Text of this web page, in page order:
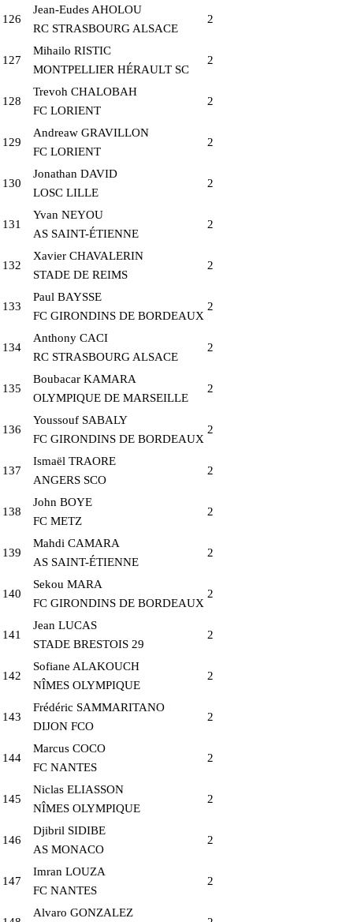
126
Jean-Eudes AHOLOU
RC STRASBOURG ALSACE
2
127
Mihailo RISTIC
MONTPELLIER HÉRAULT SC
2
128
Trevoh CHALOBAH
FC LORIENT
2
129
Andreaw GRAVILLON
FC LORIENT
2
130
Jonathan DAVID
LOSC LILLE
2
131
Yvan NEYOU
AS SAINT-ÉTIENNE
2
132
Xavier CHAVALERIN
STADE DE REIMS
2
133
Paul BAYSSE
FC GIRONDINS DE BORDEAUX
2
134
Anthony CACI
RC STRASBOURG ALSACE
2
135
Boubacar KAMARA
OLYMPIQUE DE MARSEILLE
2
136
Youssouf SABALY
FC GIRONDINS DE BORDEAUX
2
137
Ismaël TRAORE
ANGERS SCO
2
138
John BOYE
FC METZ
2
139
Mahdi CAMARA
AS SAINT-ÉTIENNE
2
140
Sekou MARA
FC GIRONDINS DE BORDEAUX
2
141
Jean LUCAS
STADE BRESTOIS 29
2
142
Sofiane ALAKOUCH
NÎMES OLYMPIQUE
2
143
Frédéric SAMMARITANO
DIJON FCO
2
144
Marcus COCO
FC NANTES
2
145
Niclas ELIASSON
NÎMES OLYMPIQUE
2
146
Djibril SIDIBE
AS MONACO
2
147
Imran LOUZA
FC NANTES
2
Alvaro GONZALEZ